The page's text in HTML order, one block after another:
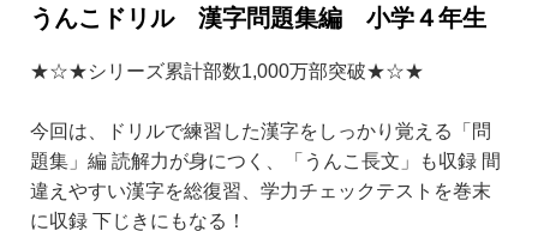
うんこドリル 漢字問題集編 小学４年生
★☆★シリーズ累計部数1,000万部突破★☆★
今回は、ドリルで練習した漢字をしっかり覚える「問
題集」編 読解力が身につく、「うんこ長文」も収録 間
違えやすい漢字を総復習、学力チェックテストを巻末
に収録 下じきにもなる！